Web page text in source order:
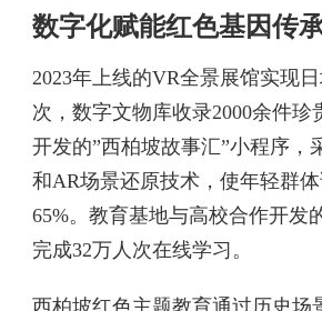
数字化赋能红色基因传
2023年上线的VR全景展馆实现
次，数字文物库收录2000余件珍
开发的”西柏坡故事汇”小程序，
和AR场景还原技术，使年轻群
65%。教育基地与高校合作开发
完成32万人次在线学习。
西柏坡红色主题教育通过历史场